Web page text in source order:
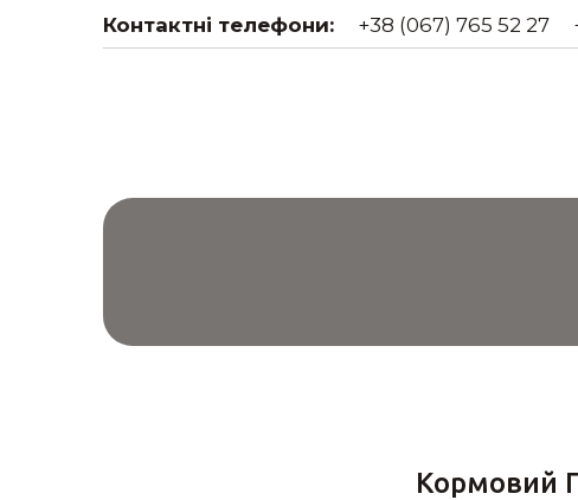
Контактні телефони: +38 (067) 765 52 27
Кормовий